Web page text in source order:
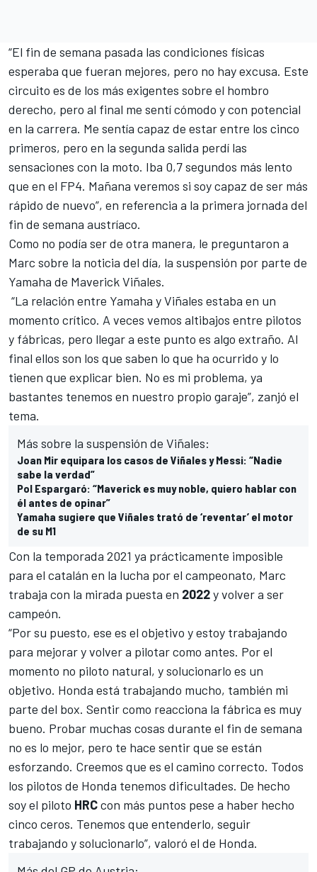
“El fin de semana pasada las condiciones físicas
esperaba que fueran mejores, pero no hay excusa. Este
circuito es de los más exigentes sobre el hombro
derecho, pero al final me sentí cómodo y con potencial
en la carrera. Me sentía capaz de estar entre los cinco
primeros, pero en la segunda salida perdí las
sensaciones con la moto. Iba 0,7 segundos más lento
que en el FP4. Mañana veremos si soy capaz de ser más
rápido de nuevo”, en referencia a la primera jornada del
fin de semana austríaco.
Como no podía ser de otra manera, le preguntaron a
Marc sobre la noticia del día, la suspensión por parte de
Yamaha de Maverick Viñales.
“La relación entre Yamaha y Viñales estaba en un
momento crítico. A veces vemos altibajos entre pilotos
y fábricas, pero llegar a este punto es algo extraño. Al
final ellos son los que saben lo que ha ocurrido y lo
tienen que explicar bien. No es mi problema, ya
bastantes tenemos en nuestro propio garaje”, zanjó el
tema.
Más sobre la suspensión de Viñales:
Joan Mir equipara los casos de Viñales y Messi: “Nadie
sabe la verdad”
Pol Espargaró: “Maverick es muy noble, quiero hablar con
él antes de opinar”
Yamaha sugiere que Viñales trató de ‘reventar’ el motor
de su M1
Con la temporada 2021 ya prácticamente imposible
para el catalán en la lucha por el campeonato, Marc
trabaja con la mirada puesta en 2022y volver a ser
campeón.
“Por su puesto, ese es el objetivo y estoy trabajando
para mejorar y volver a pilotar como antes. Por el
momento no piloto natural, y solucionarlo es un
objetivo. Honda está trabajando mucho, también mi
parte del box. Sentir como reacciona la fábrica es muy
bueno. Probar muchas cosas durante el fin de semana
no es lo mejor, pero te hace sentir que se están
esforzando. Creemos que es el camino correcto. Todos
los pilotos de Honda tenemos dificultades. De hecho
soy el piloto HRCcon más puntos pese a haber hecho
cinco ceros. Tenemos que entenderlo, seguir
trabajando y solucionarlo”, valoró el de Honda.